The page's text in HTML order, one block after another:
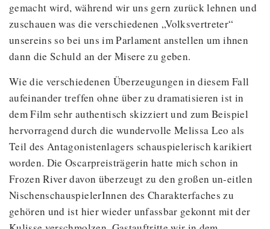
gemacht wird, während wir uns gern zurück lehnen und
zuschauen was die verschiedenen „Volksvertreter“
unsereins so bei uns im Parlament anstellen um ihnen
dann die Schuld an der Misere zu geben.
Wie die verschiedenen Überzeugungen in diesem Fall
aufeinander treffen ohne über zu dramatisieren ist in
dem Film sehr authentisch skizziert und zum Beispiel
hervorragend durch die wundervolle Melissa Leo als
Teil des Antagonistenlagers schauspielerisch karikiert
worden. Die Oscarpreisträgerin hatte mich schon in
Frozen River davon überzeugt zu den großen un-eitlen
NischenschauspielerInnen des Charakterfaches zu
gehören und ist hier wieder unfassbar gekonnt mit der